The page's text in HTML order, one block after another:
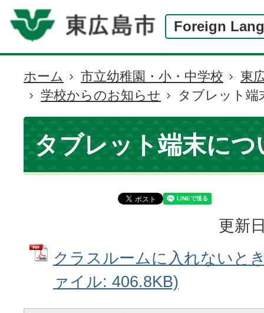
Foreign
現
在
の
置
ホーム 市立幼稚園・小・中学校
東
学校からのお知らせ
タブレット端
タブレット端末につ
更新
クラスルームに入れないと
ァイル: 406.8KB)